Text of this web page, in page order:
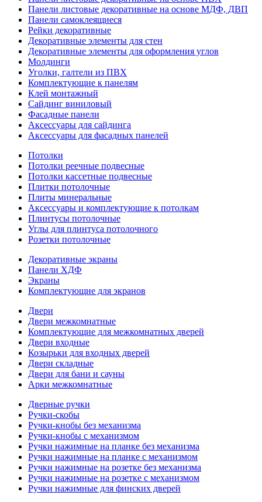
Панели листовые декоративные на основе МДФ, ДВП
Панели самоклеящиеся
Рейки декоративные
Декоративные элементы для стен
Декоративные элементы для оформления углов
Молдинги
Уголки, галтели из ПВХ
Комплектующие к панелям
Клей монтажный
Сайдинг виниловый
Фасадные панели
Аксессуары для сайдинга
Аксессуары для фасадных панелей
Потолки
Потолки реечные подвесные
Потолки кассетные подвесные
Плитки потолочные
Плиты минеральные
Аксессуары и комплектующие к потолкам
Плинтусы потолочные
Углы для плинтуса потолочного
Розетки потолочные
Декоративные экраны
Панели ХДФ
Экраны
Комплектующие для экранов
Двери
Двери межкомнатные
Комплектующие для межкомнатных дверей
Двери входные
Козырьки для входных дверей
Двери складные
Двери для бани и сауны
Арки межкомнатные
Дверные ручки
Ручки-скобы
Ручки-кнобы без механизма
Ручки-кнобы с механизмом
Ручки нажимные на планке без механизма
Ручки нажимные на планке с механизмом
Ручки нажимные на розетке без механизма
Ручки нажимные на розетке с механизмом
Ручки нажимные для финских дверей